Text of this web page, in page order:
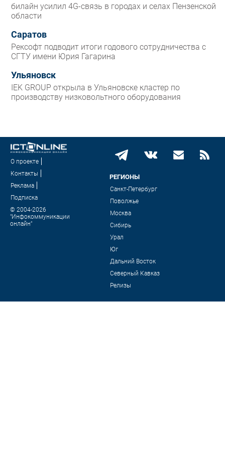
билайн усилил 4G-связь в городах и селах Пензенской
области
Саратов
Рексофт подводит итоги годового сотрудничества с
СГТУ имени Юрия Гагарина
Ульяновск
IEK GROUP открыла в Ульяновске кластер по
производству низковольтного оборудования
О проекте
Контакты
Реклама
Подписка
© 2004-2026
"Инфокоммуникации
онлайн"
РЕГИОНЫ
Санкт-Петербург
Поволжье
Москва
Сибирь
Урал
Юг
Дальний Восток
Северный Кавказ
Релизы